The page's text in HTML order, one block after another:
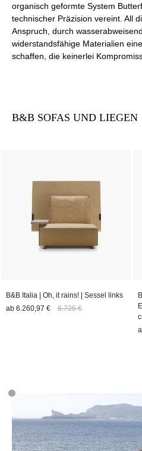
organisch geformte System
technischer Präzision vereint. All
Anspruch, durch
widerstandsfähige Materialien
schaffen, die keinerlei
B&B SOFAS UND LIEGEN
B&B Italia | Oh, it rains! | Sessel links
ab 6.260,97 € 6.725 €